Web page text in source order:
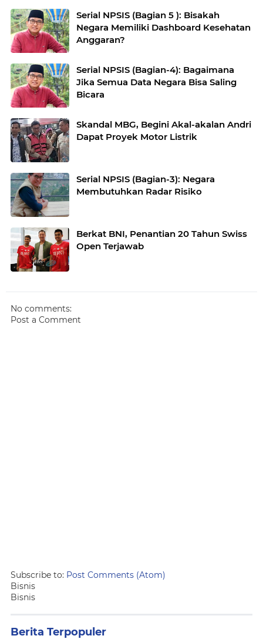
Serial NPSIS (Bagian 5 ): Bisakah
Negara Memiliki Dashboard Kesehatan
Anggaran?
Serial NPSIS (Bagian-4): Bagaimana
Jika Semua Data Negara Bisa Saling
Bicara
Skandal MBG, Begini Akal-akalan Andri
Dapat Proyek Motor Listrik
Serial NPSIS (Bagian-3): Negara
Membutuhkan Radar Risiko
Berkat BNI, Penantian 20 Tahun Swiss
Open Terjawab
No comments:
Post a Comment
Subscribe to: Post Comments (Atom)
Bisnis
Bisnis
Berita Terpopuler